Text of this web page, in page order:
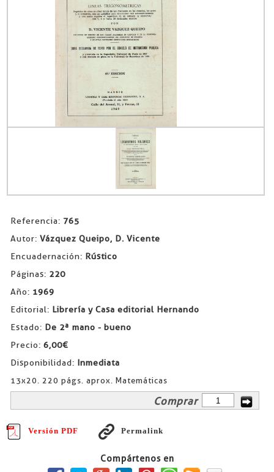
Referencia: 765
Autor: Vázquez Queipo, D. Vicente
Encuadernación: Rústico
Páginas: 220
Año: 1969
Editorial: Librería y Casa editorial Hernando
Estado: De 2ª mano - bueno
Precio: 6,00€
Disponibilidad: Inmediata
13x20. 220 págs. aprox. Matemáticas
Comprar
Versión PDF Permalink
Compártenos en